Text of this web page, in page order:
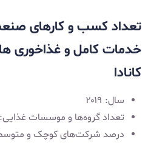
تعداد کسب و کارهای
خدمات کامل و غذاخوری‌
کانادا
سال: ۲۰۱۹
تعداد گروه‌ها و موسسات غذایی: ۸۱،۳۵۴
درصد شرکت‌های کوچک و متوسط (۹۹-۰کارمند): ۹۸.۵